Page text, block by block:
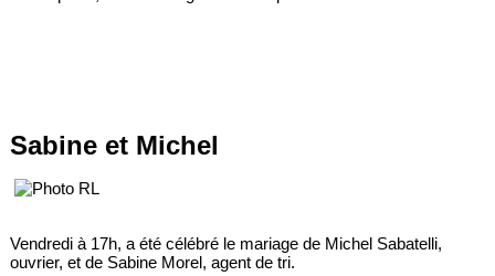
Sabine et Michel
Vendredi à 17h, a été célébré le mariage de Michel Sabatelli,
ouvrier, et de Sabine Morel, agent de tri.